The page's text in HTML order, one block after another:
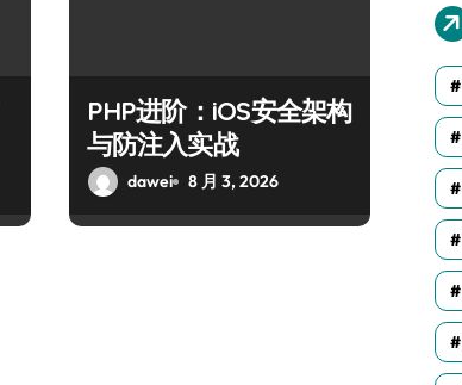
PHP进阶：iOS安全架构
与防注入实战
dawei 8 月 3, 2026